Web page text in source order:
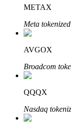
Авто Инвест
Получите
Изучите
METAX
Meta
AVGOX
Broadcom
QQQX
Nasdaq